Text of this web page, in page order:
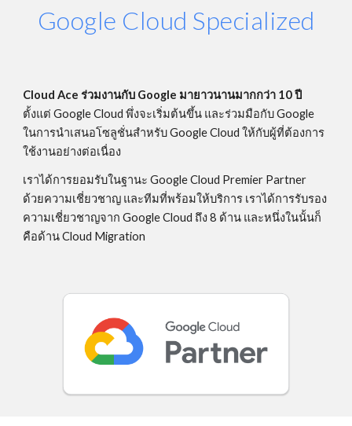
Google Cloud Specialized
ตั้งแต่ Google Cloud พึ่งจะเริ่มต้นขึ้น และร่วมมือกับ Google
ในการนำเสนอโซลูชั่นสำหรับ Google Cloud ให้กับผู้ที่ต้องการ
ใช้งานอย่างต่อเนื่อง
เราได้การยอมรับในฐานะ Google Cloud Premier Partner
ด้วยความเชี่ยวชาญ และทีมที่พร้อมให้บริการ เราได้การรับรอง
ความเชี่ยวชาญจาก Google Cloud ถึง 8 ด้าน และหนึ่งในนั้นก็
คือด้าน Cloud Migration